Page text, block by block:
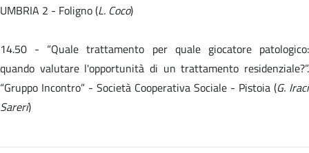
UMBRIA 2 - Foligno (L. Coco)
14.50 - “Quale trattamento per quale giocatore patologico:
quando valutare l'opportunità di un trattamento residenziale?”.
“Gruppo Incontro” - Società Cooperativa Sociale - Pistoia (G. Iraci
Sareri)